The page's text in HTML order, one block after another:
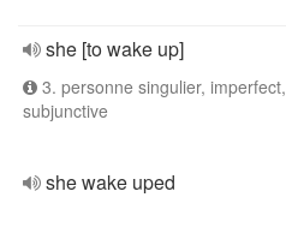
she [to wake up]
3. personne singulier, imperfect,
subjunctive
she wake uped